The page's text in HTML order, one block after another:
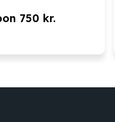
750 kr.